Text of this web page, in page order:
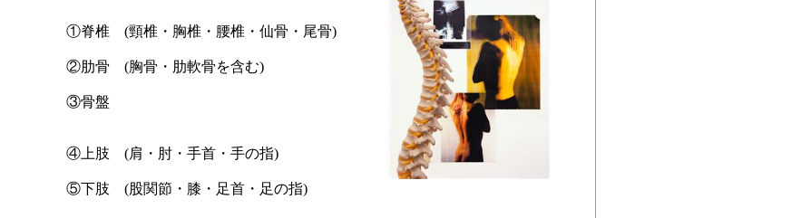
①脊椎 (頸椎・胸椎・腰椎・仙骨・尾骨)
②肋骨 (胸骨・肋軟骨を含む)
③骨盤
④上肢 (肩・肘・手首・手の指)
⑤下肢 (股関節・膝・足首・足の指)